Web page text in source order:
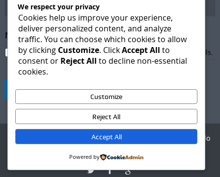
i
p
t
i
n
o
r
Newsletter Subscription *
I agree to receive newsletters and promotional emails.
Suscribirse
Agencia Digital - Desarrollo
We respect your privacy
Cookies help us improve your experience,
deliver personalized content, and analyze
traffic. You can choose which cookies to allow
by clicking Customize. ClickAccept All to
consent or Reject All to decline non-essential
cookies.
Customize
Reject All
Accept All
Powered by